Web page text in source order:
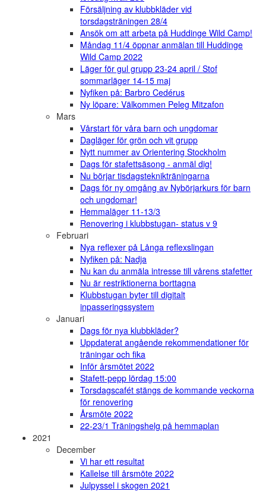
Försäljning av klubbkläder vid
torsdagsträningen 28/4
Ansök om att arbeta på Huddinge Wild Camp!
Måndag 11/4 öppnar anmälan till Huddinge
Wild Camp 2022
Läger för gul grupp 23-24 april / Stof
sommarläger 14-15 maj
Nyfiken på: Barbro Cedérus
Ny löpare: Välkommen Peleg Mitzafon
Mars
Vårstart för våra barn och ungdomar
Dagläger för grön och vit grupp
Nytt nummer av Orientering Stockholm
Dags för stafettsäsong - anmäl dig!
Nu börjar tisdagsteknikträningarna
Dags för ny omgång av Nybörjarkurs för barn
och ungdomar!
Hemmaläger 11-13/3
Renovering i klubbstugan- status v 9
Februari
Nya reflexer på Långa reflexslingan
Nyfiken på: Nadja
Nu kan du anmäla intresse till vårens stafetter
Nu är restriktionerna borttagna
Klubbstugan byter till digitalt
inpasseringssystem
Januari
Dags för nya klubbkläder?
Uppdaterat angående rekommendationer för
träningar och fika
Inför årsmötet 2022
Stafett-pepp lördag 15:00
Torsdagscafét stängs de kommande veckorna
för renovering
Årsmöte 2022
22-23/1 Träningshelg på hemmaplan
2021
December
Vi har ett resultat
Kallelse till årsmöte 2022
Julpyssel i skogen 2021